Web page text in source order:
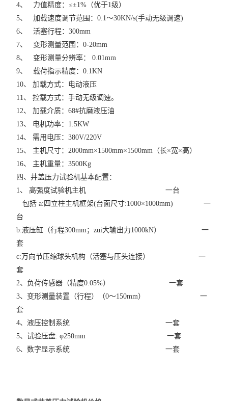
4、 力值精度：≤±1%（优于1级）
5、 加载速度调节范围：0.1～30KN/s(手动无级调速)
6、 活塞行程：300mm
7、 变形测量范围：0-20mm
8、 变形测量分辨率： 0.01mm
9、 载荷指示精度：0.1KN
10、 加载方式：电动液压
11、 控载方式：手动无级调速。
12、 加载介质：68#抗磨液压油
13、 电机功率：1.5KW
14、 需用电压：380V/220V
15、 主机尺寸：2000mm×1500mm×1500mm（长×宽×高）
16、 主机重量：3500Kg
四、井盖压力试验机基本配置：
1、 高强度试验机主机 一台
包括 a:四立柱主机框架(台面尺寸:1000×1000mm) 一
台
b:液压缸（行程300mm；zui大输出力1000kN） 一
套
c:万向节压缩球头机构（活塞与压头连接） 一
套
2、负荷传感器（精度0.05%） 一套
3、变形测量装置（行程）（0～150mm） 一
套
4、液压控制系统 一套
5、试验压盘: φ250mm 一套
6、数字显示系统 一套